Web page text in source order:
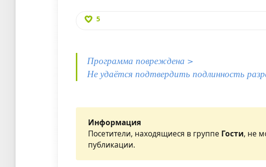
5
Программа повреждена >
Не удаётся подтвердить подлинность
Информация
Посетители, находящиеся в группе Гости, не
публикации.